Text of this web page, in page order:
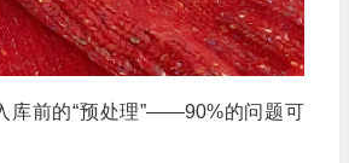
库前的“预处理”——90%的问题可